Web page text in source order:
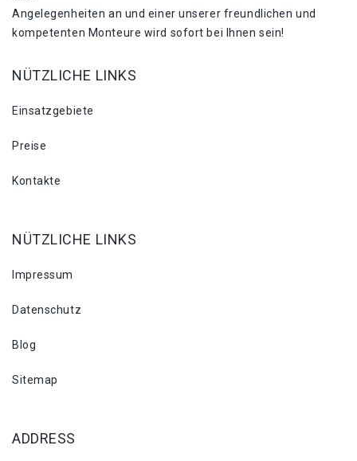
Angelegenheiten an und einer unserer freundlichen und
kompetenten Monteure wird sofort bei Ihnen sein!
NÜTZLICHE LINKS
Einsatzgebiete
Preise
Kontakte
NÜTZLICHE LINKS
Impressum
Datenschutz
Blog
Sitemap
ADDRESS